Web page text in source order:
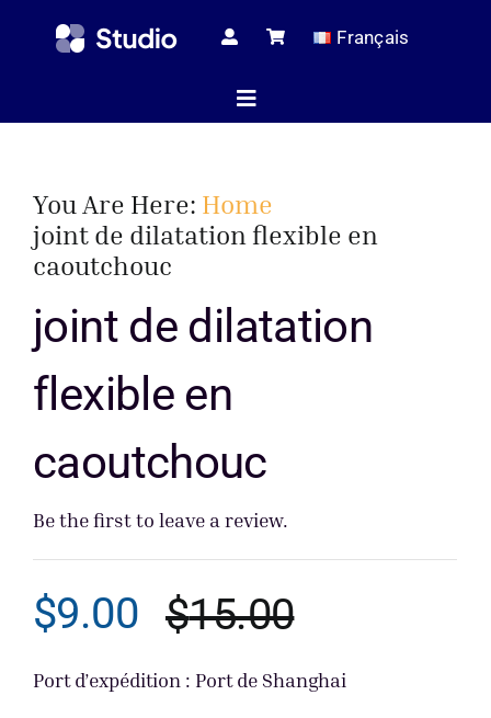
Français
Toggle
You Are Here: Home
joint de dilatation flexible en
caoutchouc
joint de dilatation
flexible en
caoutchouc
Be the first to leave a review.
$15.00Le
prix
$9.00
Le
prix
Port d’expédition : Port de Shanghai